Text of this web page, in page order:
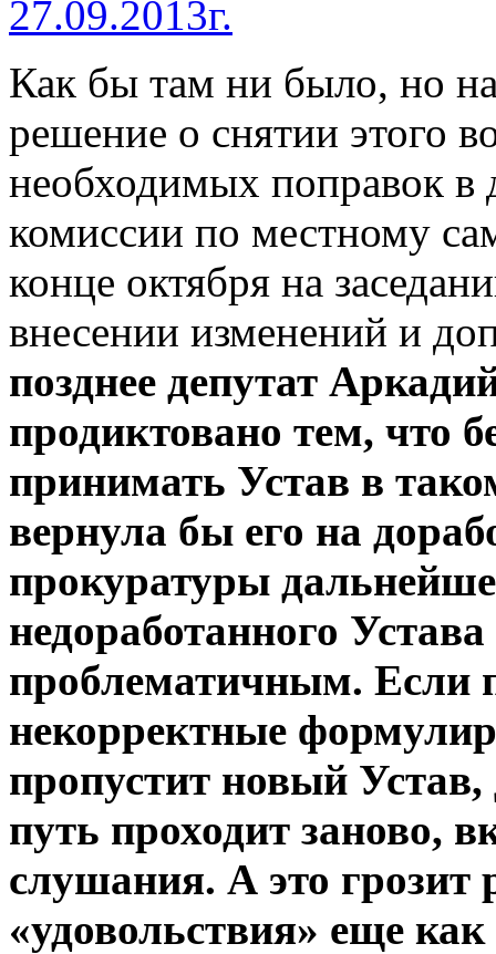
Как бы там ни было, но
решение о снятии этого
необходимых поправок в
комиссии по местному
конце октября на
внесении изменений и
позднее депутат
продиктовано тем, что
принимать Устав в
вернула бы его на
прокуратуры
недоработанного
проблематичным. Если
некорректные
пропустит новый Устав,
путь проходит заново,
слушания. А это грозит
«удовольствия» еще